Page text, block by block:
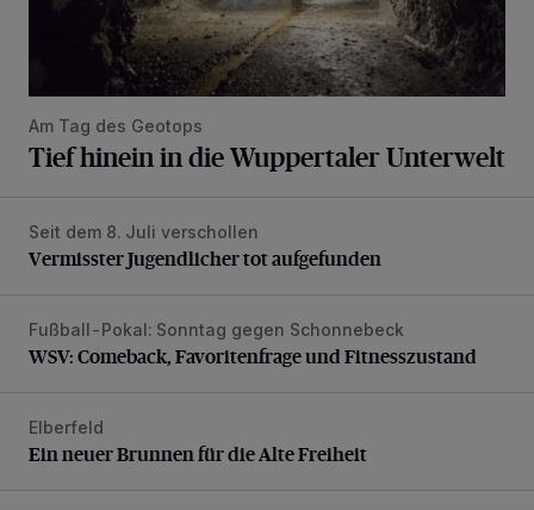
Am Tag des Geotops
Tief hinein in die Wuppertaler Unterwelt
Vermisster Jugendlicher tot aufgefunden
Seit dem 8. Juli verschollen
Vermisster Jugendlicher tot aufgefunden
WSV: Comeback, Favoritenfrage und Fitnesszustand
Fußball-Pokal: Sonntag gegen Schonnebeck
WSV: Comeback, Favoritenfrage und Fitnesszustand
Ein neuer Brunnen für die Alte Freiheit
Elberfeld
Ein neuer Brunnen für die Alte Freiheit